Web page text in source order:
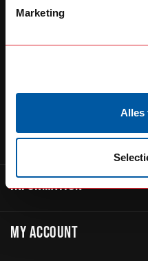
Marketing
Alles
+31 (0) 348 20 0002
CATEGORIES
INFORMATION
MY ACCOUNT